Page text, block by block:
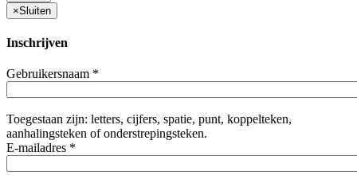
×Sluiten
Inschrijven
Gebruikersnaam *
Toegestaan zijn: letters, cijfers, spatie, punt, koppelteken,
aanhalingsteken of onderstrepingsteken.
E-mailadres *